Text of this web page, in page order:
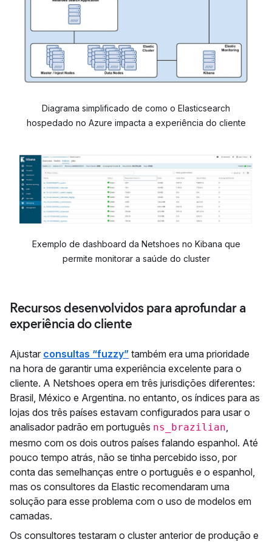
Diagrama simplificado de como o Elasticsearch
hospedado no Azure impacta a experiência do cliente
Exemplo de dashboard da Netshoes no Kibana que
permite monitorar a saúde do cluster
Recursos desenvolvidos para aprofundar a
experiência do cliente
Ajustar consultas “fuzzy” também era uma prioridade
na hora de garantir uma experiência excelente para o
cliente. A Netshoes opera em três jurisdições diferentes:
Brasil, México e Argentina. no entanto, os índices para as
lojas dos três países estavam configurados para usar o
analisador padrão em português ns_brazilian
mesmo com os dois outros países falando espanhol. Até
pouco tempo atrás, não se tinha percebido isso, por
conta das semelhanças entre o português e o espanhol,
mas os consultores da Elastic recomendaram uma
solução para esse problema com o uso de modelos em
camadas.
Os consultores testaram o cluster anterior de produção e